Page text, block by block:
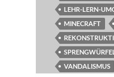
LEHR-LERN-
MINECRAFT
VANDALISMUS